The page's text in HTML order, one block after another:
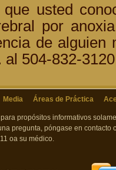
usted
por
de alguien
504-832-
Media Áreas de Práctica
propósitos informativos
pregunta, póngase en
oa su médico.